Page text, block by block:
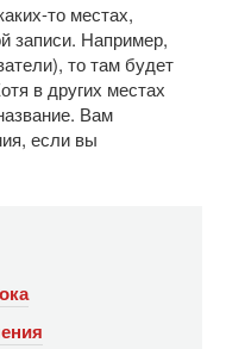
то местах,
записи. Например,
то там будет
в других местах
Вам
если вы